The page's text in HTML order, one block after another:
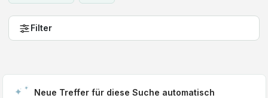
Filter
Neue Treffer für diese Suche automatisch